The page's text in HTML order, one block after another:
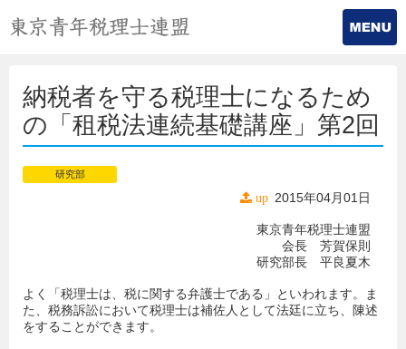
納税者を守る税理士になるため
の「租税法連続基礎講座」第2回
研究部
up 2015年04月01日
東京青年税理士連盟
会長 芳賀保則
研究部長 平良夏木
よく「税理士は、税に関する弁護士である」といわれます。ま
た、税務訴訟において税理士は補佐人として法廷に立ち、陳述
をすることができます。